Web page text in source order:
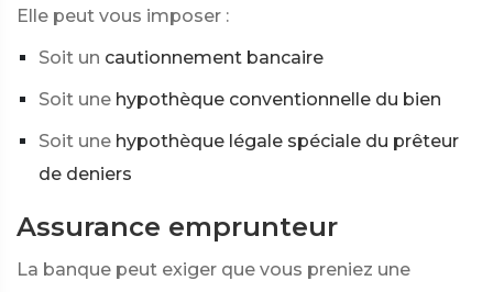
Elle peut vous imposer :
Soit un cautionnement bancaire
Soit une hypothèque conventionnelle du bien
Soit une hypothèque légale spéciale du prêteur
de deniers
Assurance emprunteur
La banque peut exiger que vous preniez une